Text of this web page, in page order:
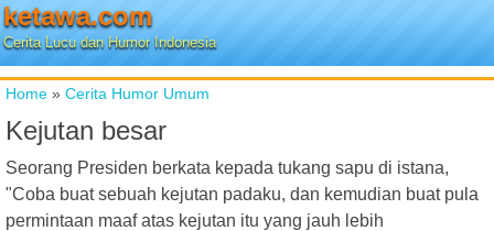
ketawa.com
Cerita Lucu dan Humor Indonesia
Home » Cerita Humor Umum
Kejutan besar
Seorang Presiden berkata kepada tukang sapu di istana,
"Coba buat sebuah kejutan padaku, dan kemudian buat pula
permintaan maaf atas kejutan itu yang jauh lebih